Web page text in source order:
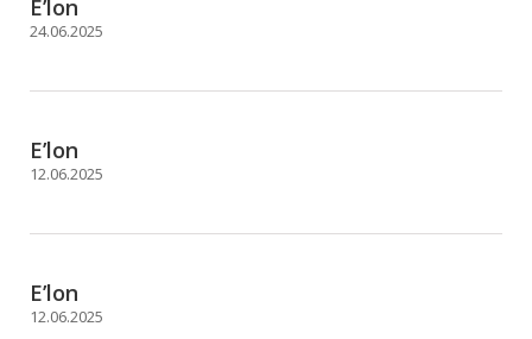
E’lon
24.06.2025
E’lon
12.06.2025
E’lon
12.06.2025